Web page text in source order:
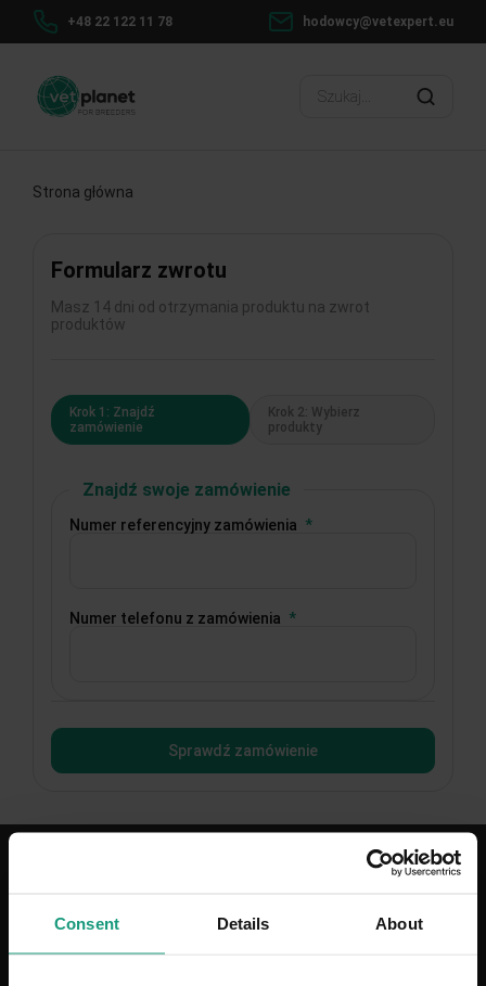
Consent Details About
+48 22 122 11 78 hodowcy@vetexpert.eu
Strona główna
Formularz zwrotu
Masz 14 dni od otrzymania produktu na zwrot
produktów
Krok 1: Znajdź
zamówienie
Krok 2: Wybierz
produkty
Znajdź swoje zamówienie
Numer referencyjny zamówienia
Numer telefonu z zamówienia
Sprawdź zamówienie